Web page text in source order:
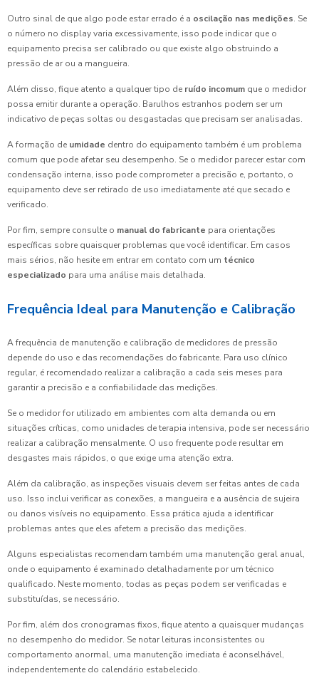
Outro sinal de que algo pode estar errado é a oscilação nas medições. Se
o número no display varia excessivamente, isso pode indicar que o
equipamento precisa ser calibrado ou que existe algo obstruindo a
pressão de ar ou a mangueira.
Além disso, fique atento a qualquer tipo de ruído incomum que o medidor
possa emitir durante a operação. Barulhos estranhos podem ser um
indicativo de peças soltas ou desgastadas que precisam ser analisadas.
A formação de umidade dentro do equipamento também é um problema
comum que pode afetar seu desempenho. Se o medidor parecer estar com
condensação interna, isso pode comprometer a precisão e, portanto, o
equipamento deve ser retirado de uso imediatamente até que secado e
verificado.
Por fim, sempre consulte o manual do fabricante para orientações
específicas sobre quaisquer problemas que você identificar. Em casos
mais sérios, não hesite em entrar em contato com um técnico
especializado para uma análise mais detalhada.
Frequência Ideal para Manutenção e Calibração
A frequência de manutenção e calibração de medidores de pressão
depende do uso e das recomendações do fabricante. Para uso clínico
regular, é recomendado realizar a calibração a cada seis meses para
garantir a precisão e a confiabilidade das medições.
Se o medidor for utilizado em ambientes com alta demanda ou em
situações críticas, como unidades de terapia intensiva, pode ser necessário
realizar a calibração mensalmente. O uso frequente pode resultar em
desgastes mais rápidos, o que exige uma atenção extra.
Além da calibração, as inspeções visuais devem ser feitas antes de cada
uso. Isso inclui verificar as conexões, a mangueira e a ausência de sujeira
ou danos visíveis no equipamento. Essa prática ajuda a identificar
problemas antes que eles afetem a precisão das medições.
Alguns especialistas recomendam também uma manutenção geral anual,
onde o equipamento é examinado detalhadamente por um técnico
qualificado. Neste momento, todas as peças podem ser verificadas e
substituídas, se necessário.
Por fim, além dos cronogramas fixos, fique atento a quaisquer mudanças
no desempenho do medidor. Se notar leituras inconsistentes ou
comportamento anormal, uma manutenção imediata é aconselhável,
independentemente do calendário estabelecido.